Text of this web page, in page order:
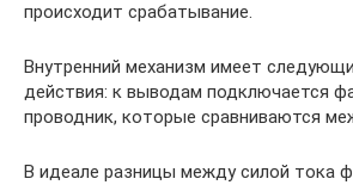
происходит срабатывание.
Внутренний механизм имеет
действия: к выводам подключается
проводник, которые сравниваются
В идеале разницы между силой тока